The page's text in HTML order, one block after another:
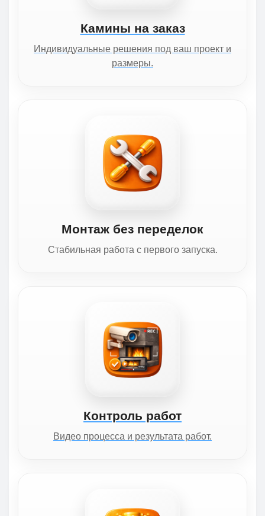
Камины на заказ
Индивидуальные решения под ваш проект и
размеры.
Монтаж без переделок
Стабильная работа с первого запуска.
Контроль работ
Видео процесса и результата работ.